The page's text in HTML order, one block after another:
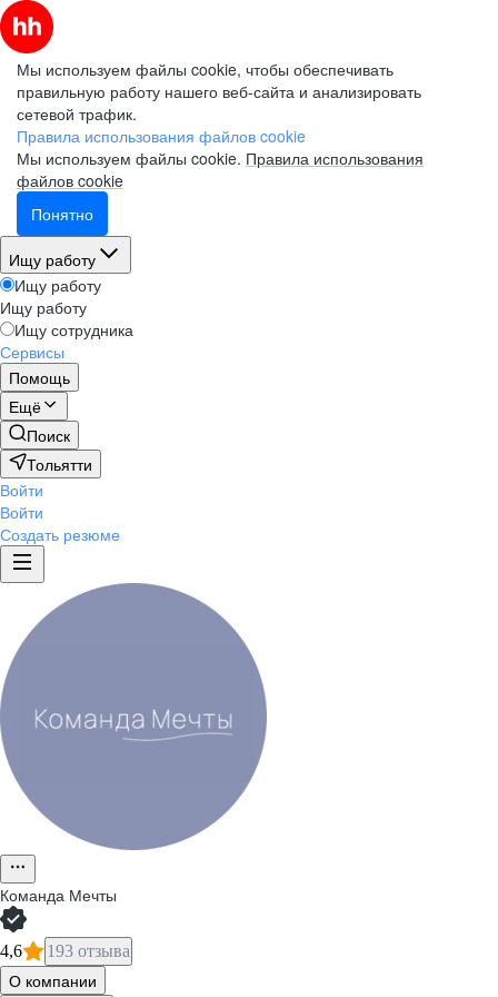
Мы используем файлы cookie, чтобы обеспечивать
правильную работу нашего веб-сайта и анализировать
сетевой трафик.
Правила использования файлов cookie
Мы используем файлы cookie. Правила использования
файлов cookie
Понятно
Ищу работу
Ищу работу
Ищу работу
Ищу сотрудника
Сервисы
Помощь
Ещё
Поиск
Тольятти
Войти
Войти
Создать резюме
Команда Мечты
4,6 193 отзыва
О компании